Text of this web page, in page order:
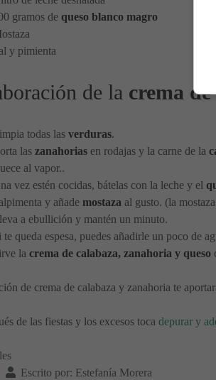
gramos de queso blanco magro
y pimienta
de la crema
todas las verduras.
las zanahorias en rodajas y la carne de la
al vapor..
vez estén cocidas, bátelas con la leche y el
y añade mostaza al gusto. (la
a ebullición y mantén un minuto.
te queda espesa, puedes añadirle un poco de
la crema de calabaza, zanahoria y queso
de crema de calabaza y zanahoria te
de las fiestas y los excesos toca depurar y
Escrito por: Estefanía Morera